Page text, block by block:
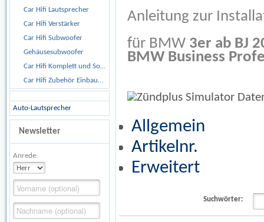
Car Hifi Lautsprecher
Car Hifi Verstärker
Car Hifi Subwoofer
Gehäusesubwoofer
Car Hifi Komplett und Sonderangebote
Car Hifi Zubehör Einbaumaterial
Auto-Lautsprecher
Newsletter
Anrede:
Anleitung zur
für BMW 3er ab BJ
BMW Business
Allgemein
Artikelnr.
Erweitert
Suchwörter: